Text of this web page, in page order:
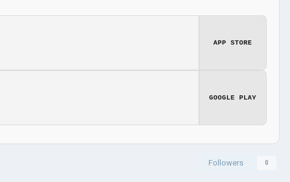
APP STORE
GOOGLE PLAY
Followers 0